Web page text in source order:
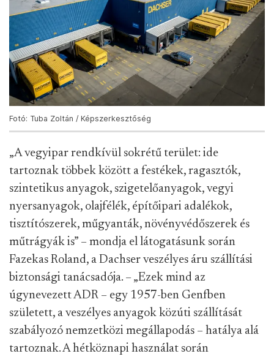
Fotó: Tuba Zoltán / Képszerkesztőség
„A vegyipar rendkívül sokrétű terület: ide
tartoznak többek között a festékek, ragasztók,
szintetikus anyagok, szigetelőanyagok, vegyi
nyersanyagok, olajfélék, építőipari adalékok,
tisztítószerek, műgyanták, növényvédőszerek és
műtrágyák is” – mondja el látogatásunk során
Fazekas Roland, a Dachser veszélyes áru szállítási
biztonsági tanácsadója. – „Ezek mind az
úgynevezett ADR – egy 1957-ben Genfben
született, a veszélyes anyagok közúti szállítását
szabályozó nemzetközi megállapodás – hatálya alá
tartoznak. A hétköznapi használat során